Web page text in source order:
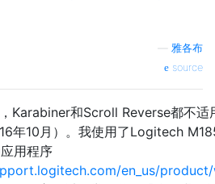
雅各布
source
Karabiner和Scroll Reverse都不适
年10月）。我使用了Logitech
用程序
en_us/